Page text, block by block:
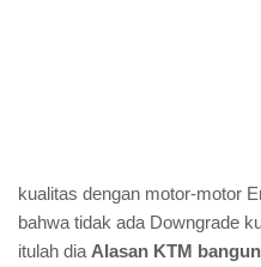
kualitas dengan motor-motor
bahwa tidak ada Downgrade
itulah dia Alasan KTM